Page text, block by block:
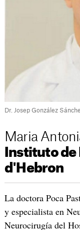
Dr. Josep González
Maria
Instituto de
d'Hebron
La doctora Poca
y especialista en
Neurocirugía del